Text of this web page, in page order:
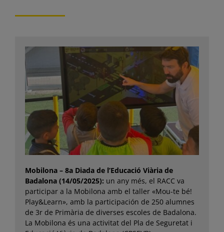
Mobilona – 8a Diada de l’Educació Viària de
Badalona (14/05/2025): un any més, el RACC va
participar a la Mobilona amb el taller «Mou-te bé!
Play&Learn», amb la participación de 250 alumnes
de 3r de Primària de diverses escoles de Badalona.
La Mobilona és una activitat del Pla de Seguretat i